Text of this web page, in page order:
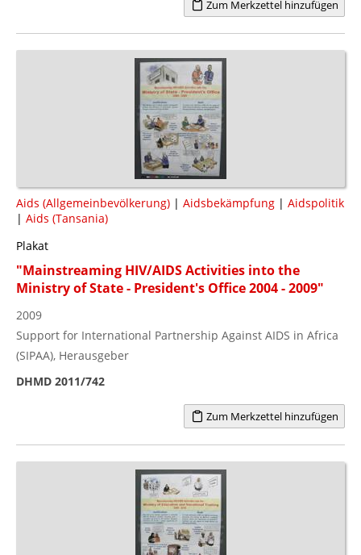
Zum Merkzettel hinzufügen
Aids (Allgemeinbevölkerung) | Aidsbekämpfung | Aidspolitik
| Aids (Tansania)
Plakat
"Mainstreaming HIV/AIDS Activities into the
Ministry of State - President's Office 2004 - 2009"
2009
Support for International Partnership Against AIDS in Africa
(SIPAA), Herausgeber
DHMD 2011/742
Zum Merkzettel hinzufügen